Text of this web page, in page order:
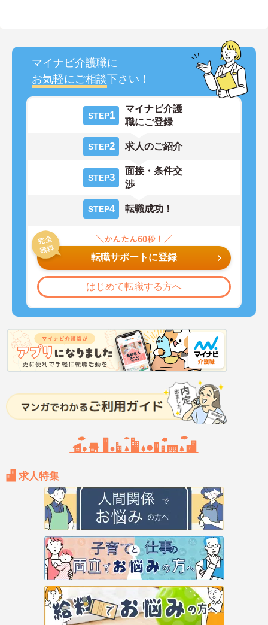
マイナビ介護職に
お気軽にご相談下さい！
STEP1
マイナビ介護
職にご登録
STEP2 求人のご紹介
STEP3
面接・条件交
渉
STEP4 転職成功！
転職サポートに登録
はじめて転職する方へ
求人特集